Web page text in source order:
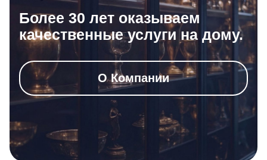
Более 30 лет оказываем
качественные услуги на дому.
О Компании